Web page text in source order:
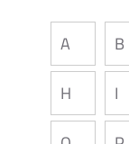
A B
H I